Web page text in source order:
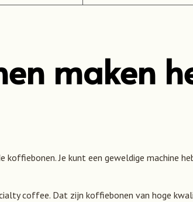
maken
Je kunt een geweldige machine
coffee. Dat zijn koffiebonen van hoge